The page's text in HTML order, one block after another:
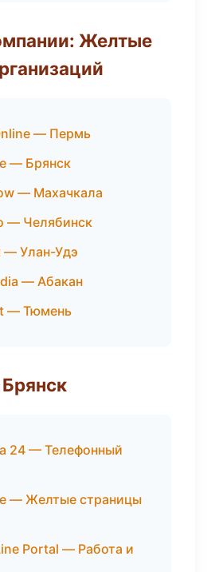
Желтые
— Пермь
— Брянск
— Махачкала
— Челябинск
— Улан-Удэ
— Абакан
— Тюмень
24 — Телефонный
— Желтые страницы
Portal — Работа и